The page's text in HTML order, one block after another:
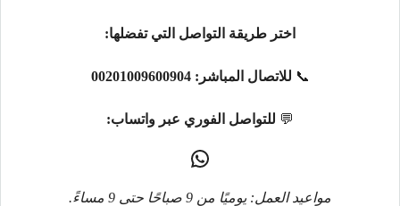
اختر طريقة التواصل التي تفضلها:
📞 للاتصال المباشر: 00201009600904
💬 للتواصل الفوري عبر واتساب:
مواعيد العمل: يوميًا من 9 صباحًا حتى 9 مساءً.